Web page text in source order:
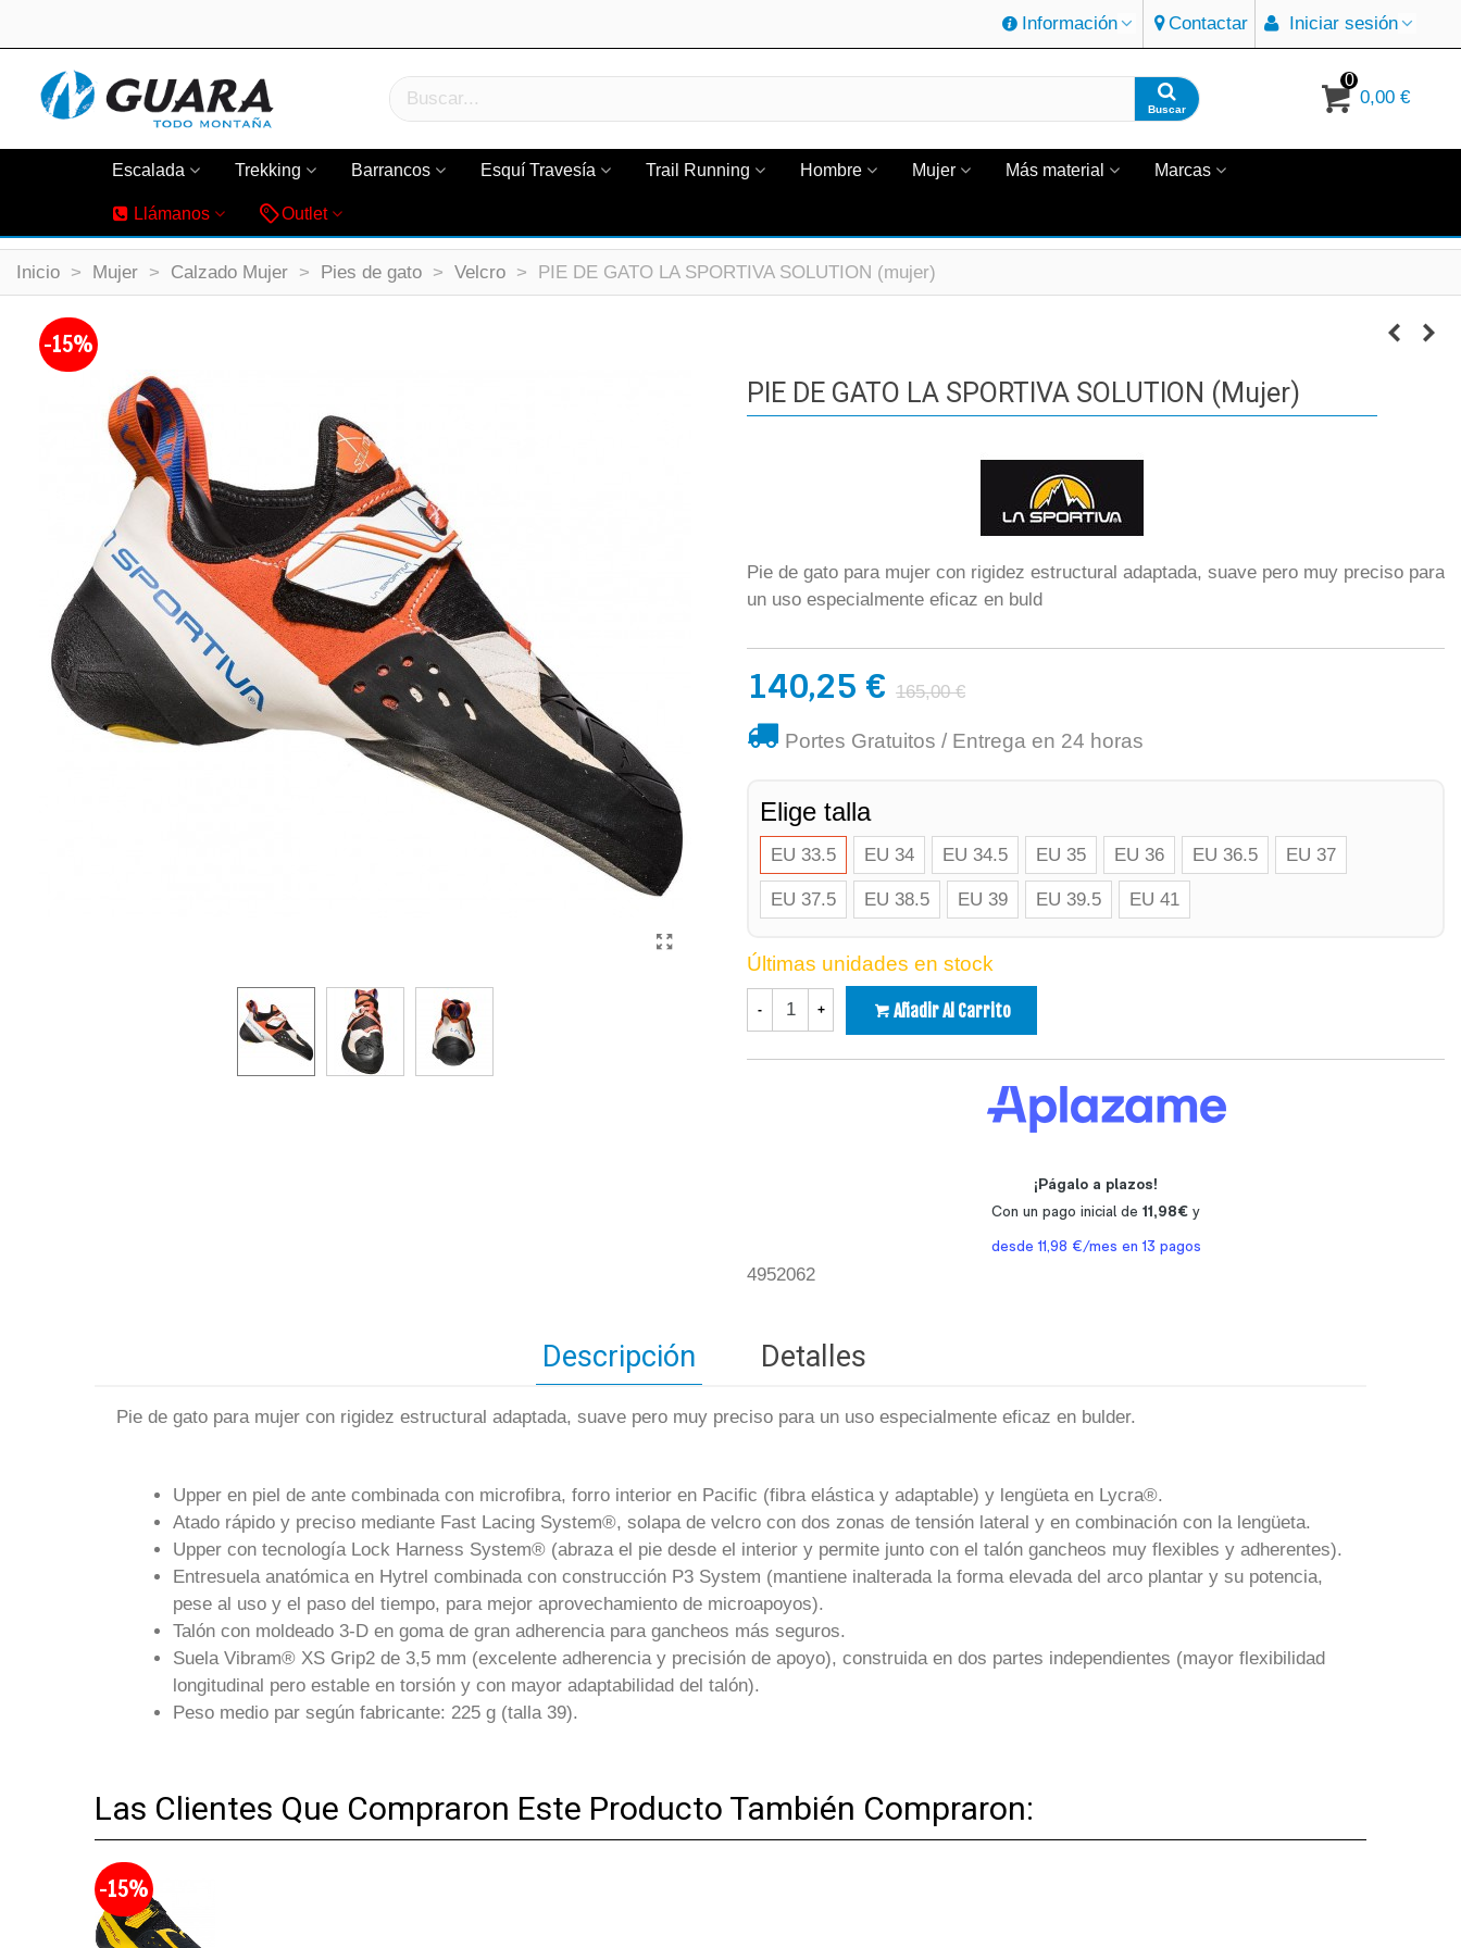
Información Contactar Iniciar sesión
Buscar
0
0,00 €
Escalada Trekking Barrancos Esquí Travesía Trail Running Hombre Mujer Más material Marcas
Llámanos Outlet
Inicio > Mujer > Calzado Mujer > Pies de gato > Velcro > PIE DE GATO LA SPORTIVA SOLUTION (mujer)
-15%
PIE DE GATO LA SPORTIVA SOLUTION (mujer)
Pie de gato para mujer con rigidez estructural adaptada, suave pero muy preciso para
un uso especialmente eficaz en buld
140,25 € 165,00 €
Portes Gratuitos / Entrega en 24 horas
Elige talla
EU 33.5 EU 34 EU 34.5 EU 35 EU 36 EU 36.5 EU 37
EU 37.5 EU 38.5 EU 39 EU 39.5 EU 41
Últimas unidades en stock
- + Añadir Al Carrito
4952062
Descripción Detalles
Pie de gato para mujer con rigidez estructural adaptada, suave pero muy preciso para un uso especialmente eficaz en bulder.
Upper en piel de ante combinada con microfibra, forro interior en Pacific (fibra elástica y adaptable) y lengüeta en Lycra®.
Atado rápido y preciso mediante Fast Lacing System®, solapa de velcro con dos zonas de tensión lateral y en combinación con la lengüeta.
Upper con tecnología Lock Harness System® (abraza el pie desde el interior y permite junto con el talón gancheos muy flexibles y adherentes).
Entresuela anatómica en Hytrel combinada con construcción P3 System (mantiene inalterada la forma elevada del arco plantar y su potencia,
pese al uso y el paso del tiempo, para mejor aprovechamiento de microapoyos).
Talón con moldeado 3-D en goma de gran adherencia para gancheos más seguros.
Suela Vibram® XS Grip2 de 3,5 mm (excelente adherencia y precisión de apoyo), construida en dos partes independientes (mayor flexibilidad
longitudinal pero estable en torsión y con mayor adaptabilidad del talón).
Peso medio par según fabricante: 225 g (talla 39).
Las Clientes Que Compraron Este Producto También Compraron:
-15%